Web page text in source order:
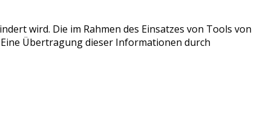
wird. Die im Rahmen des Einsatzes von Tools von
Übertragung dieser Informationen durch